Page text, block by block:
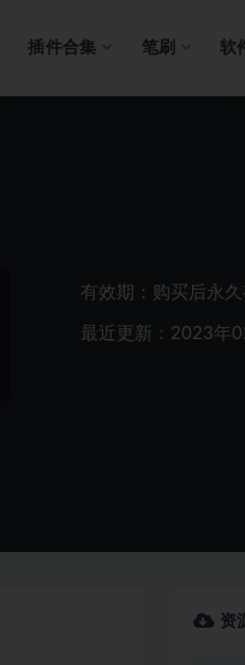
插件合集 笔刷 软
有效期：购买后永
最近更新：2023年
资